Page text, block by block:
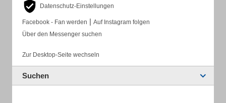
Datenschutz-Einstellungen
Facebook - Fan werden | Auf Instagram folgen
Über den Messenger suchen
Zur Desktop-Seite wechseln
Suchen